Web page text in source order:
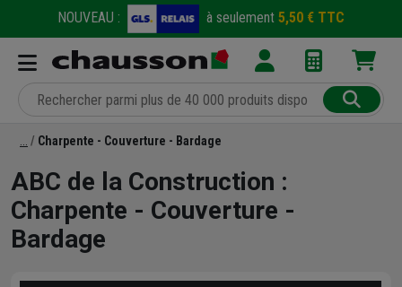
NOUVEAU : à seulement 5,50 € TTC
Charpente - Couverture - Bardage
ABC de la Construction :
Charpente - Couverture -
Bardage